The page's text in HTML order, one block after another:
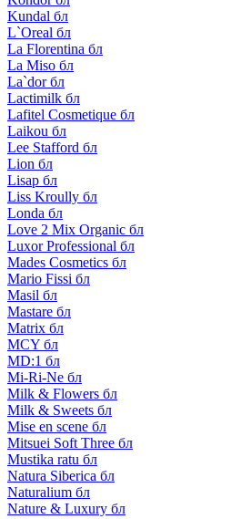
Kundal бл
L`Oreal бл
La Florentina бл
La Miso бл
La`dor бл
Lactimilk бл
Lafitel Cosmetique бл
Laikou бл
Lee Stafford бл
Lion бл
Lisap бл
Liss Kroully бл
Londa бл
Love 2 Mix Organic бл
Luxor Professional бл
Mades Cosmetics бл
Mario Fissi бл
Masil бл
Mastare бл
Matrix бл
MCY бл
MD:1 бл
Mi-Ri-Ne бл
Milk & Flowers бл
Milk & Sweets бл
Mise en scene бл
Mitsuei Soft Three бл
Mustika ratu бл
Natura Siberica бл
Naturalium бл
Nature & Luxury бл